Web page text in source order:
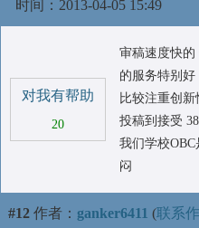
时间：2013-04-05 15:49
对我有帮助
20
审稿速度快的
的服务特别好
比较注重创新
投稿到接受
我们学校
闷
#12 作者： ganker6411 (联系